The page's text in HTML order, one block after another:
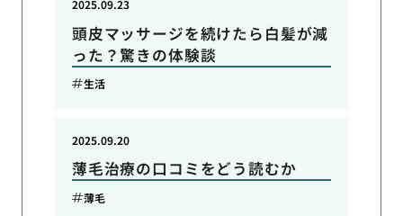
頭皮マッサージを続けたら白髪が減
った？驚きの体験談
2025.09.23
生活
薄毛治療の口コミをどう読むか
2025.09.20
薄毛